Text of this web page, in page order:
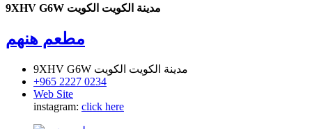
9XHV G6W مدينة الكويت الكويت
مطعم هنهم
9XHV G6W مدينة الكويت الكويت
+965 2227 0234
Web Site
instagram: click here